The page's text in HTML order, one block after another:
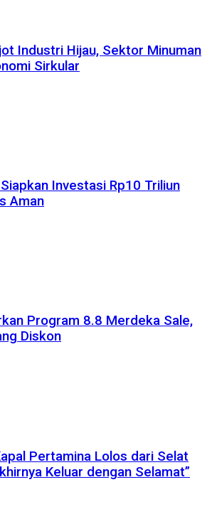
Industri Hijau, Sektor Minuman
Sirkular
Investasi Rp10 Triliun
Aman
Program 8.8 Merdeka Sale,
Diskon
Pertamina Lolos dari Selat
Keluar dengan Selamat”